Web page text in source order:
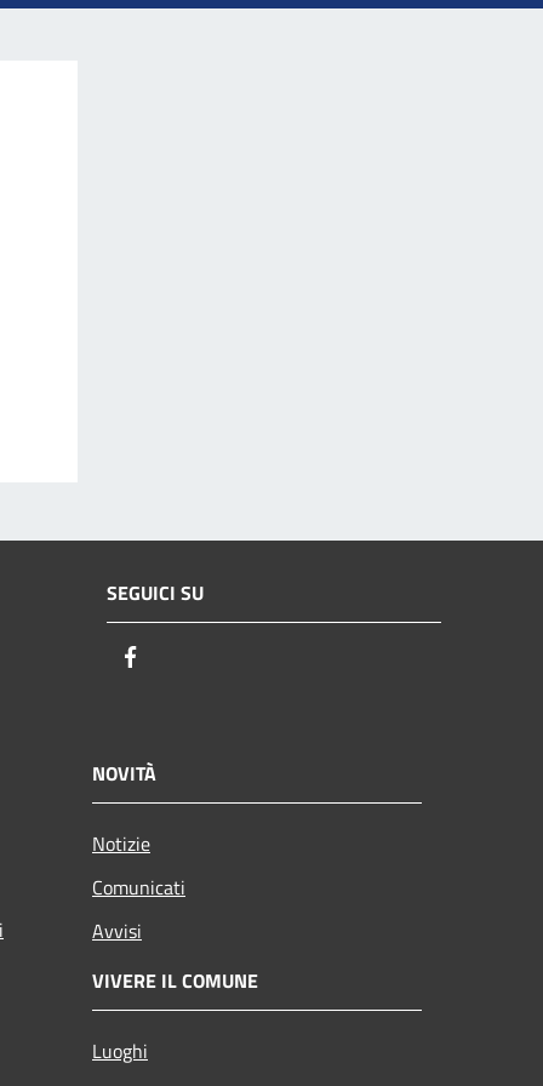
SEGUICI SU
NOVITÀ
Notizie
Comunicati
Avvisi
VIVERE IL COMUNE
Luoghi